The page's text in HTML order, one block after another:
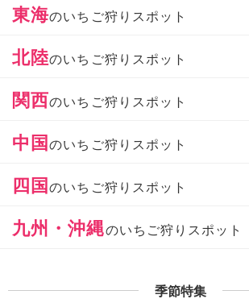
東海のいちご狩りスポット
北陸のいちご狩りスポット
関西のいちご狩りスポット
中国のいちご狩りスポット
四国のいちご狩りスポット
九州・沖縄のいちご狩りスポット
季節特集